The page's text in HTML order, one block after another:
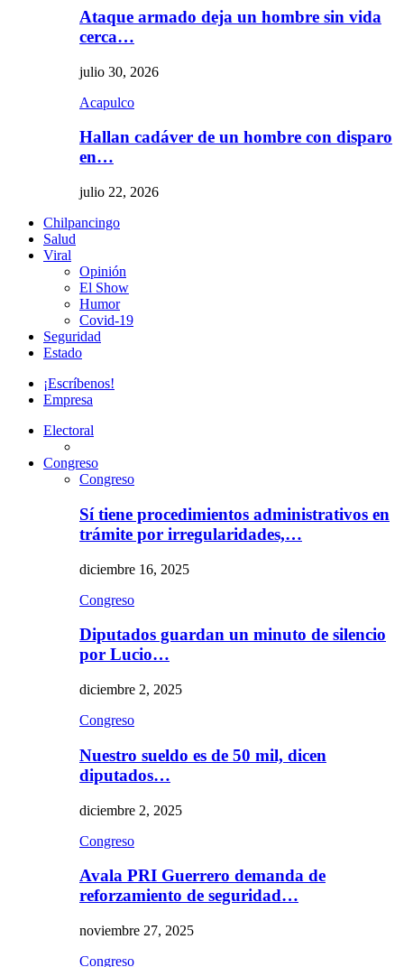
Ataque armado deja un hombre sin vida
cerca…
julio 30, 2026
Acapulco
Hallan cadáver de un hombre con disparo
en…
julio 22, 2026
Chilpancingo
Salud
Viral
Opinión
El Show
Humor
Covid-19
Seguridad
Estado
¡Escríbenos!
Empresa
Electoral
Congreso
Congreso
Sí tiene procedimientos administrativos en
trámite por irregularidades,…
diciembre 16, 2025
Congreso
Diputados guardan un minuto de silencio
por Lucio…
diciembre 2, 2025
Congreso
Nuestro sueldo es de 50 mil, dicen
diputados…
diciembre 2, 2025
Congreso
Avala PRI Guerrero demanda de
reforzamiento de seguridad…
noviembre 27, 2025
Congreso